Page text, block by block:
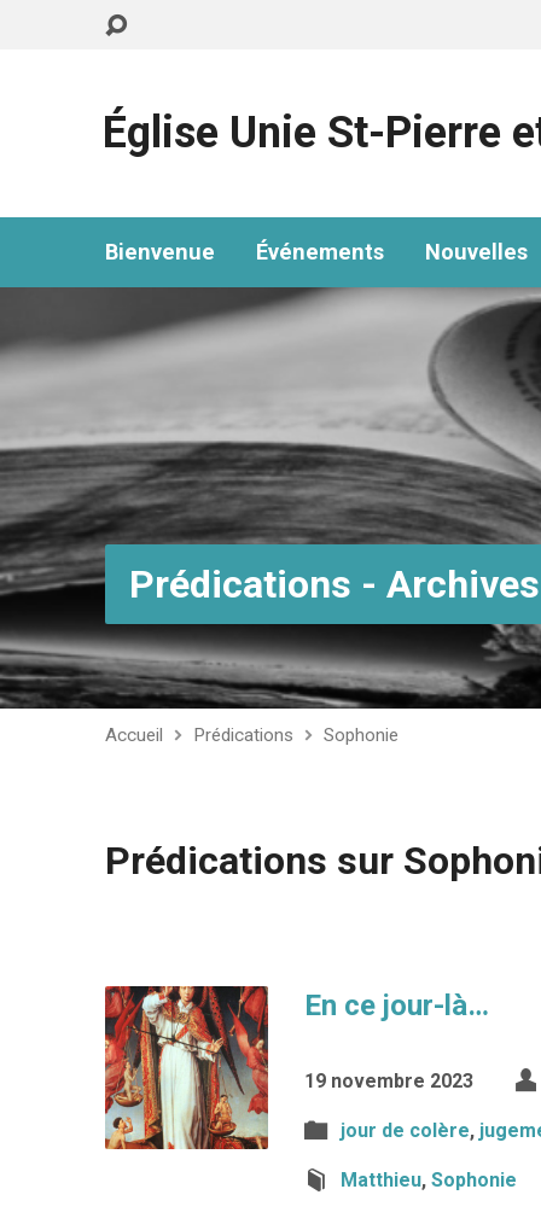
Église Unie St-Pierre
Bienvenue Événements Nouvelles
Prédications - Archives
Accueil Prédications Sophonie
Prédications sur
En ce jour-là…
19 novembre 2023
jour de colère,
Matthieu, Sophonie